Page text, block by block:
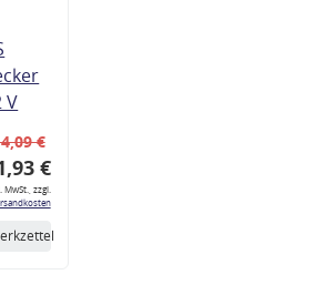
V
€
€
MwSt., zzgl.